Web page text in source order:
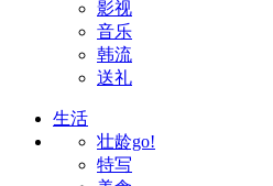
影视
音乐
韩流
送礼
生活
壮龄go!
特写